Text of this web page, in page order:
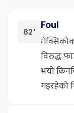
82'
Foul
विरुद्ध
भयो
गइरहेको